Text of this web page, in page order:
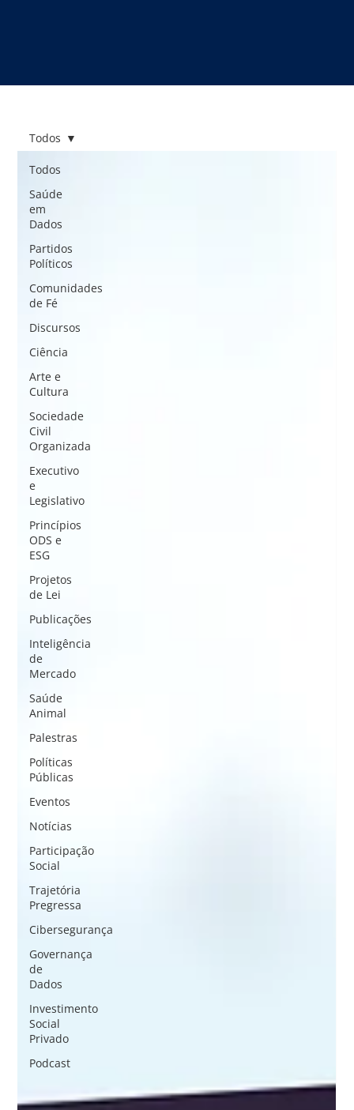
Todos
Saúde
em
Dados
Partidos
Políticos
Comunidades
de Fé
Discursos
Ciência
Arte e
Cultura
Sociedade
Civil
Organizada
Executivo
e
Legislativo
Princípios
ODS e
ESG
Projetos
de Lei
Publicações
Inteligência
de
Mercado
Saúde
Animal
Palestras
Políticas
Públicas
Eventos
Notícias
Participação
Social
Trajetória
Pregressa
Cibersegurança
Governança
de
Dados
Investimento
Social
Privado
Podcast
Todos